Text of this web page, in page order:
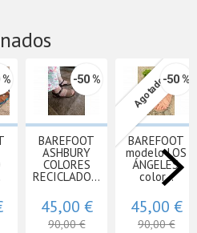
-50 %
BAREFOOT
ASHBURY
COLORES
RECICLADO...
45,00 €
90,00 €
Agotado-50 %
BAREFOOT
modelo LOS
ÁNGELES,
color...
45,00 €
90,00 €